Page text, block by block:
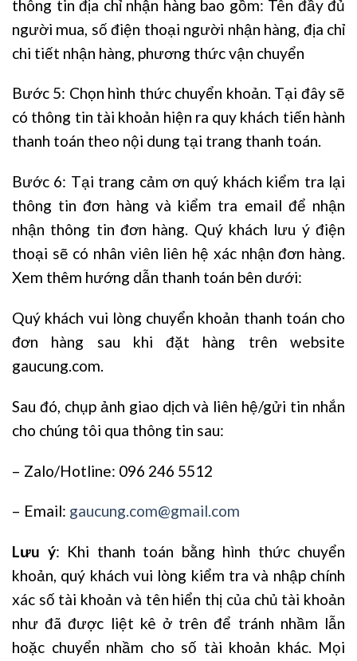
thông tin địa chỉ nhận hàng bao gồm: Tên đầy đủ
người mua, số điện thoại người nhận hàng, địa chỉ
chi tiết nhận hàng, phương thức vận chuyển
Bước 5: Chọn hình thức chuyển khoản. Tại đây sẽ
có thông tin tài khoản hiện ra quy khách tiến hành
thanh toán theo nội dung tại trang thanh toán.
Bước 6: Tại trang cảm ơn quý khách kiểm tra lại
thông tin đơn hàng và kiểm tra email để nhận
nhận thông tin đơn hàng. Quý khách lưu ý điện
thoại sẽ có nhân viên liên hệ xác nhận đơn hàng.
Xem thêm hướng dẫn thanh toán bên dưới:
Quý khách vui lòng chuyển khoản thanh toán cho
đơn hàng sau khi đặt hàng trên website
gaucung.com.
Sau đó, chụp ảnh giao dịch và liên hệ/gửi tin nhắn
cho chúng tôi qua thông tin sau:
– Zalo/Hotline: 096 246 5512
– Email: gaucung.com@gmail.com
Lưu ý: Khi thanh toán bằng hình thức chuyển
khoản, quý khách vui lòng kiểm tra và nhập chính
xác số tài khoản và tên hiển thị của chủ tài khoản
như đã được liệt kê ở trên để tránh nhầm lẫn
hoặc chuyển nhầm cho số tài khoản khác. Mọi